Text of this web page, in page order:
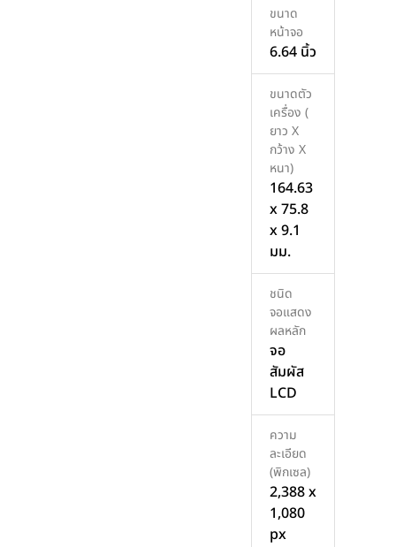
ขนาด
หน้าจอ
6.64 นิ้ว
ขนาดตัว
เครื่อง (
ยาว X
กว้าง X
หนา)
164.63
x 75.8
x 9.1
มม.
ชนิด
จอแสดง
ผลหลัก
จอ
สัมผัส
LCD
ความ
ละเอียด
(พิกเซล)
2,388 x
1,080
px